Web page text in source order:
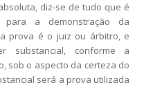
diz-se de tudo que é
para a demonstração da
prova é o juiz ou árbitro, e
substancial, conforme a
sob o aspecto da certeza do
será a prova utilizada